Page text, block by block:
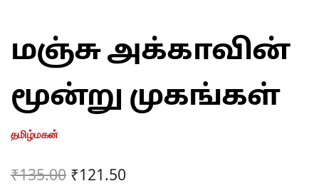
மஞ்சு அக்காவின்
மூன்று முகங்கள்
தமிழ்மகன்
₹135.00 Original
₹121.50